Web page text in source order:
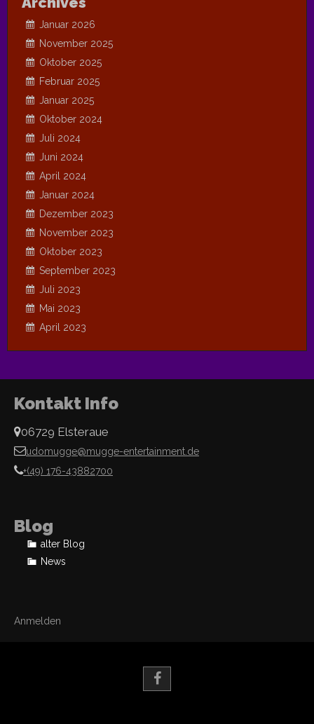
Januar 2026
November 2025
Oktober 2025
Februar 2025
Januar 2025
Oktober 2024
Juli 2024
Juni 2024
April 2024
Januar 2024
Dezember 2023
November 2023
Oktober 2023
September 2023
Juli 2023
Mai 2023
April 2023
Kontakt Info
06729 Elsteraue
udomugge@mugge-entertainment.de
+(49) 176-43882700
Blog
alter Blog
News
Anmelden